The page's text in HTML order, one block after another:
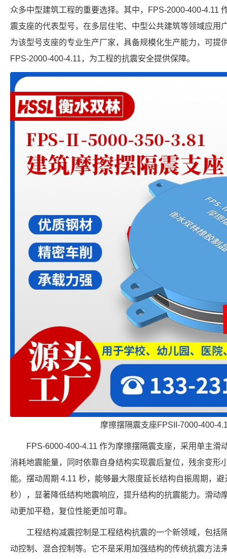
众多中型建筑工程的重要选择。其中，FPS-2000-400-4.11
震支座的代表型号，在多层住宅、中型公共建筑等领域应用
为该型号支座的专业生产厂家，具备规模化生产能力，可提
FPS-2000-400-4.11，为工程的抗震安全提供保障。
摩擦摆隔震支座FPSII-7000-400-
FPS-6000-400-4.11 作为摩擦摆隔震支座，采用单主滑
消耗地震能量，同时依靠自身结构实现震后复位，残余变形
能。摆动周期 4.11 秒，能够最大限度延长结构自振周期，
秒），显著降低结构地震响应，提升结构的抗震能力。滑动
动更加平稳，复位性能更加可靠。
工程结构减震控制是工程结构抗震的一个新领域，包括
动控制、混合控制等。它不是采用加强结构的传统抗震方法